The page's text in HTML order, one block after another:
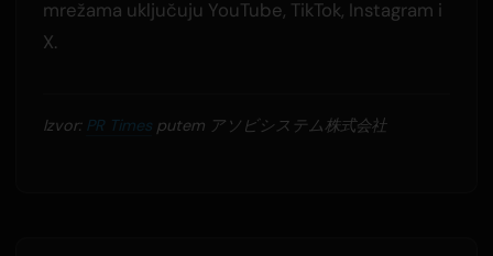
mrežama uključuju YouTube, TikTok, Instagram i
X.
Izvor: PR Timesputem アソビシステム株式会社